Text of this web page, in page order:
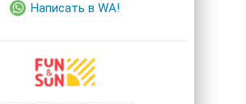
Написать в WA!